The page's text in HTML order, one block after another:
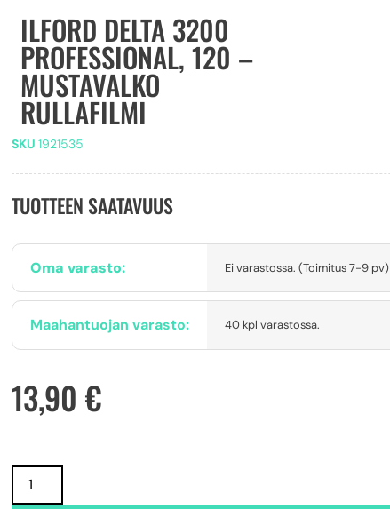
ILFORD DELTA 3200
PROFESSIONAL, 120 –
MUSTAVALKO
RULLAFILMI
SKU 1921535
TUOTTEEN SAATAVUUS
Oma varasto: Ei varastossa. (Toimitus 7-9 pv)
Maahantuojan varasto: 40 kpl varastossa.
13,90 €